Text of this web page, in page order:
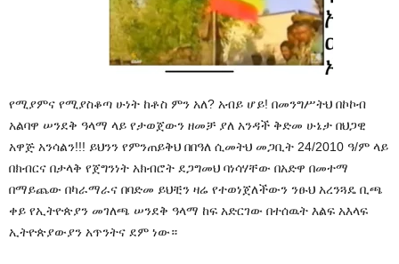
የሚያምና የሚያስቆጣ ሁነት ከቶስ ምን አለ? አብይ ሆይ! በመንግሥትህ በኮኮብ
አልባዋ ሠንደቅ ዓላማ ላይ የታወጀውን ዘመቻ ያለ አንዳች ቅድመ ሁኔታ በህጋዊ
አዋጅ አንሳልን!!! ይህንን የምንጠይቅህ በበዓለ ሲመትህ መጋቢት 24/2010 ዓ/ም ላይ
በክብርና በታላቅ የጀግንነት አክብሮት ደጋግመህ ባነሳሃቸው በአድዋ በመተማ
በማይጨው በካራማራና በባድመ ይህቺን ዛሬ የተወነጀለችውን ንፁህ አረንጓዴ ቢጫ
ቀይ የኢትዮጵያን መገለጫ ሠንደቅ ዓላማ ከፍ አድርገው በተሰዉት እልፍ አእላፍ
ኢትዮጵያውያን አጥንትና ደም ነው።